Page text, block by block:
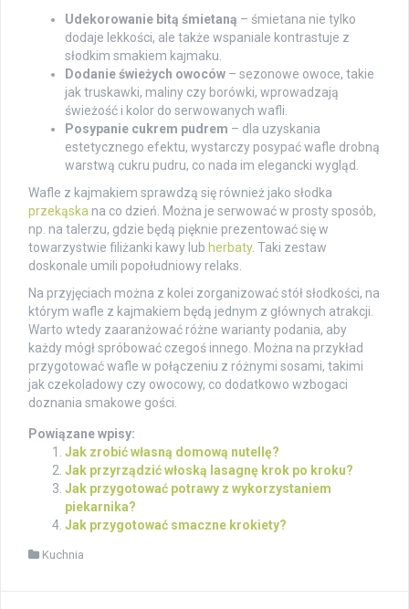
Udekorowanie bitą śmietaną – śmietana nie tylko
dodaje lekkości, ale także wspaniale kontrastuje z
słodkim smakiem kajmaku.
Dodanie świeżych owoców – sezonowe owoce, takie
jak truskawki, maliny czy borówki, wprowadzają
świeżość i kolor do serwowanych wafli.
Posypanie cukrem pudrem – dla uzyskania
estetycznego efektu, wystarczy posypać wafle drobną
warstwą cukru pudru, co nada im elegancki wygląd.
Wafle z kajmakiem sprawdzą się również jako słodka
przekąska na co dzień. Można je serwować w prosty sposób,
np. na talerzu, gdzie będą pięknie prezentować się w
towarzystwie filiżanki kawy lub herbaty. Taki zestaw
doskonale umili popołudniowy relaks.
Na przyjęciach można z kolei zorganizować stół słodkości, na
którym wafle z kajmakiem będą jednym z głównych atrakcji.
Warto wtedy zaaranżować różne warianty podania, aby
każdy mógł spróbować czegoś innego. Można na przykład
przygotować wafle w połączeniu z różnymi sosami, takimi
jak czekoladowy czy owocowy, co dodatkowo wzbogaci
doznania smakowe gości.
Powiązane wpisy:
Jak zrobić własną domową nutellę?
Jak przyrządzić włoską lasagnę krok po kroku?
Jak przygotować potrawy z wykorzystaniem
piekarnika?
Jak przygotować smaczne krokiety?
Kuchnia